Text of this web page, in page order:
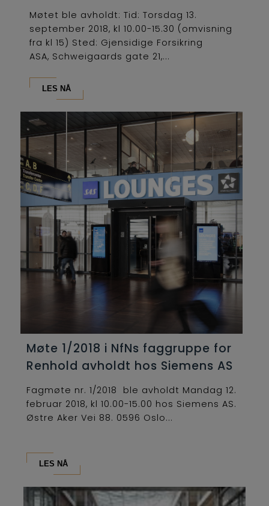
Møtet ble avholdt: Tid: Torsdag 13.
september 2018, kl 10.00-15.30 (omvisning
fra kl 15) Sted: Gjensidige Forsikring
ASA, Schweigaards gate 21,...
LES NÅ
Møte 1/2018 i NfNs faggruppe for
Renhold avholdt hos Siemens AS
Fagmøte nr. 1/2018 ble avholdt Mandag 12.
februar 2018, kl 10.00-15.00 hos Siemens AS.
Østre Aker Vei 88. 0596 Oslo...
LES NÅ